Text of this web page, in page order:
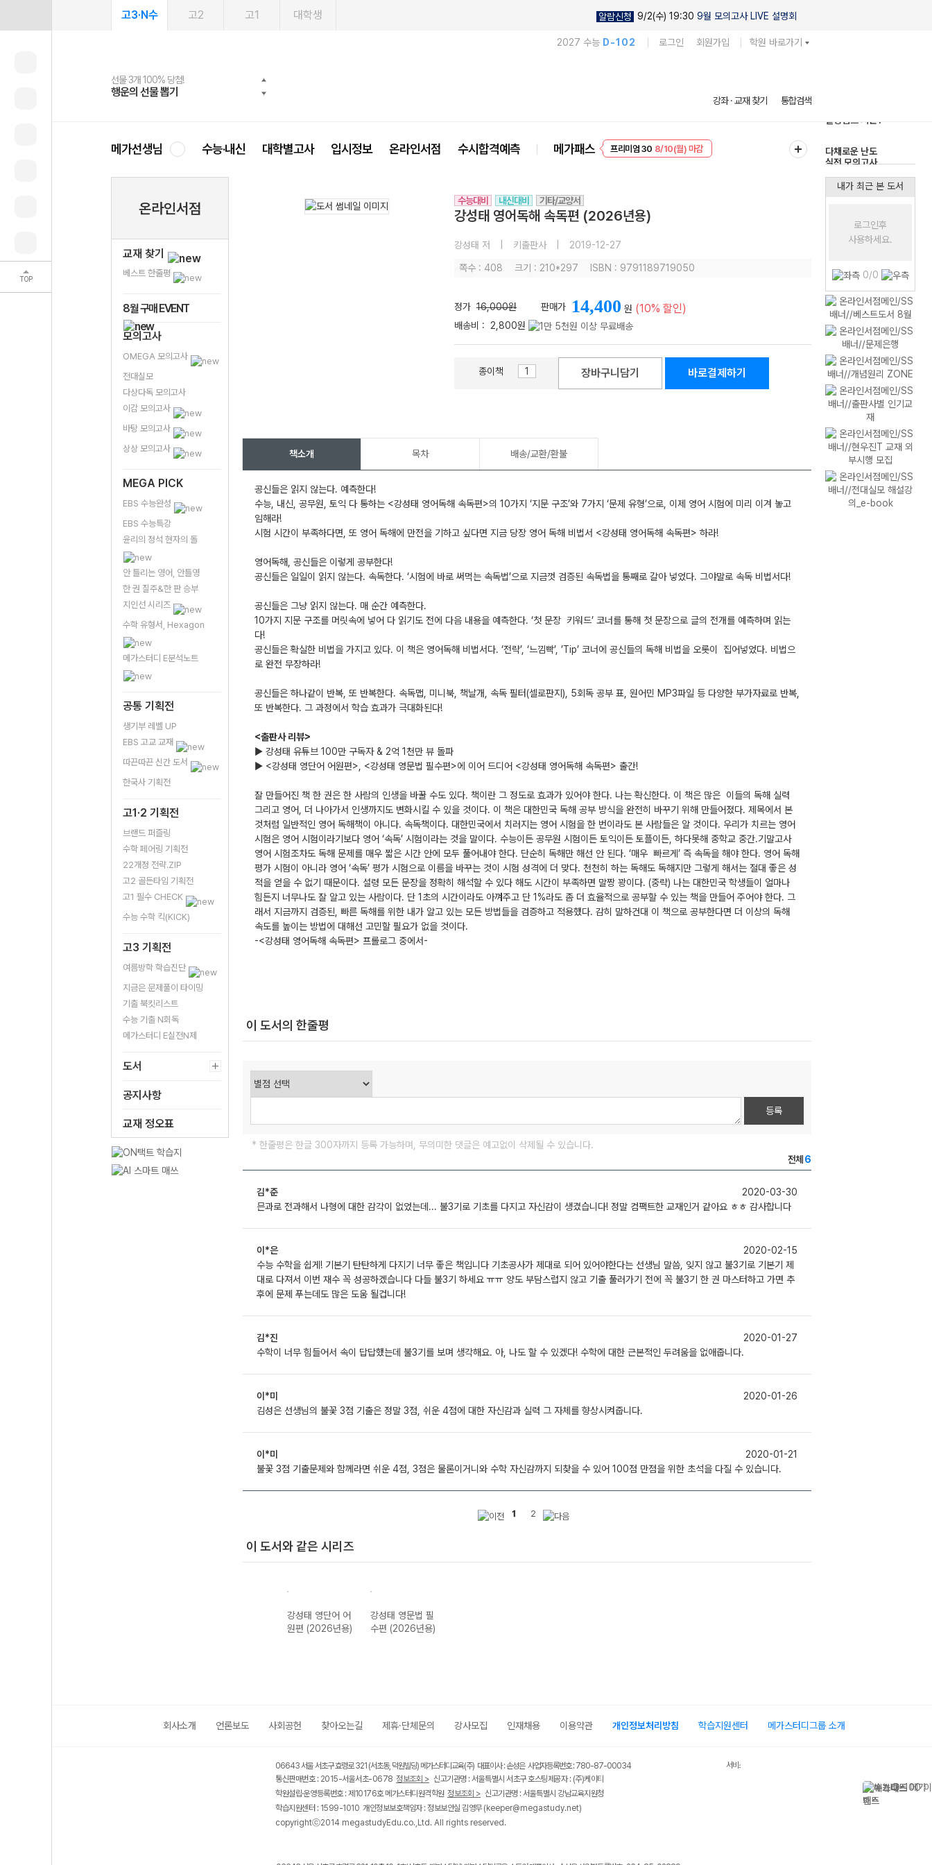
TOP
고3·N수 고2 고1 대학생 알람신청 9/2(수) 19:30 9월 모의고사 LIVE 설명회
2027 수능 D-102 로그인 회원가입 학원 바로가기
선물 3개 100% 당첨!
행운의 선물 뽑기
선물 100% 증정!
메가스터디 X 올리브
여름방학 스터디 캐시백
메가런 썸머스쿨
2027 러셀 단과
강사 공개선발
스마트러닝앱
설문 EVENT
메가패스
3일 무료 체험권
메가패스 수강생 무료혜택!
메가클럽 멤버십
사회공헌 캠페인
희망이룸 메가나눔
강좌 · 교재 찾기 통합검색
메가선생님 수능·내신 대학별고사 입시정보 온라인서점 수시합격예측 메가패스 프리미엄 30 8/10(월) 마감
EVENT 8/10(월) 마감
실전 모의고사
온라인서점
교재 찾기
베스트 한줄평
8월 구매 EVENT
모의고사
OMEGA 모의고사
전대실모
다상다독 모의고사
이감 모의고사
바탕 모의고사
상상 모의고사
MEGA PICK
EBS 수능완성
EBS 수능특강
윤리의 정석 현자의 돌
안 틀리는 영어, 안틀영
한 권 질주&한 판 승부
지인선 시리즈
수학 유형서, Hexagon
메가스터디 E분석노트
공통 기획전
생기부 레벨 UP
EBS 고교 교재
따끈따끈 신간 도서
한국사 기획전
고1·2 기획전
브랜드 퍼즐링
수학 페어링 기획전
22개정 전략.ZIP
고2 골든타임 기획전
고1 필수 CHECK
수능 수학 킥(KICK)
고3 기획전
여름방학 학습진단
지금은 문제풀이 타이밍
기출 북킷리스트
수능 기출 N회독
메가스터디 E실전N제
도서
공지사항
교재 정오표
수능대비 내신대비 기타/교양서
강성태 영어독해 속독편 (2026년용)
강성태 저 키출판사 2019-12-27
쪽수 : 408 크기 : 210*297 ISBN : 9791189719050
정가 16,000원 판매가 14,400 원 (10% 할인)
배송비 : 2,800원
종이책 장바구니담기 바로결제하기
책소개 목차 배송/교환/환불
공신들은 읽지 않는다. 예측한다!
수능, 내신, 공무원, 토익 다 통하는 <강성태 영어독해 속독편>의 10가지 ‘지문 구조’와 7가지 ‘문제 유형’으로, 이제 영어 시험에 미리 이겨 놓고
임해라!
시험 시간이 부족하다면, 또 영어 독해에 만전을 기하고 싶다면 지금 당장 영어 독해 비법서 <강성태 영어독해 속독편> 하라!
영어독해, 공신들은 이렇게 공부한다!
공신들은 일일이 읽지 않는다. 속독한다. ‘시험에 바로 써먹는 속독법’으로 지금껏 검증된 속독법을 통째로 갈아 넣었다. 그야말로 속독 비법서다!
공신들은 그냥 읽지 않는다. 매 순간 예측한다.
10가지 지문 구조를 머릿속에 넣어 다 읽기도 전에 다음 내용을 예측한다. ‘첫 문장 키워드’ 코너를 통해 첫 문장으로 글의 전개를 예측하며 읽는
다!
공신들은 확실한 비법을 가지고 있다. 이 책은 영어독해 비법서다. ‘전략’, ‘느낌빡’, ’Tip’ 코너에 공신들의 독해 비법을 오롯이 집어넣었다. 비법으
로 완전 무장하라!
공신들은 하나같이 반복, 또 반복한다. 속독맵, 미니북, 책날개, 속독 필터(셀로판지), 5회독 공부 표, 원어민 MP3파일 등 다양한 부가자료로 반복,
또 반복한다. 그 과정에서 학습 효과가 극대화된다!
<출판사 리뷰>
▶ 강성태 유튜브 100만 구독자 & 2억 1천만 뷰 돌파
▶ <강성태 영단어 어원편>, <강성태 영문법 필수편>에 이어 드디어 <강성태 영어독해 속독편> 출간!
잘 만들어진 책 한 권은 한 사람의 인생을 바꿀 수도 있다. 책이란 그 정도로 효과가 있어야 한다. 나는 확신한다. 이 책은 많은 이들의 독해 실력
그리고 영어, 더 나아가서 인생까지도 변화시킬 수 있을 것이다. 이 책은 대한민국 독해 공부 방식을 완전히 바꾸기 위해 만들어졌다. 제목에서 본
것처럼 일반적인 영어 독해책이 아니다. 속독책이다. 대한민국에서 치러지는 영어 시험을 한 번이라도 본 사람들은 알 것이다. 우리가 치르는 영어
시험은 영어 시험이라기보다 영어 ‘속독’ 시험이라는 것을 말이다. 수능이든 공무원 시험이든 토익이든 토플이든, 하다못해 중학교 중간.기말고사
영어 시험조차도 독해 문제를 매우 짧은 시간 안에 모두 풀어내야 한다. 단순히 독해만 해선 안 된다. ‘매우 빠르게’ 즉 속독을 해야 한다. 영어 독해
평가 시험이 아니라 영어 ‘속독’ 평가 시험으로 이름을 바꾸는 것이 시험 성격에 더 맞다. 천천히 하는 독해도 독해지만 그렇게 해서는 절대 좋은 성
적을 얻을 수 없기 때문이다. 설령 모든 문장을 정확히 해석할 수 있다 해도 시간이 부족하면 말짱 꽝이다. (중략) 나는 대한민국 학생들이 얼마나
힘든지 너무나도 잘 알고 있는 사람이다. 단 1초의 시간이라도 아껴주고 단 1%라도 좀 더 효율적으로 공부할 수 있는 책을 만들어 주어야 한다. 그
래서 지금까지 검증된, 빠른 독해를 위한 내가 알고 있는 모든 방법들을 검증하고 적용했다. 감히 말하건대 이 책으로 공부한다면 더 이상의 독해
속도를 높이는 방법에 대해선 고민할 필요가 없을 것이다.
-<강성태 영어독해 속독편> 프롤로그 중에서-
이 도서의 한줄평
등록
* 한줄평은 한글 300자까지 등록 가능하며, 무의미한 댓글은 예고없이 삭제될 수 있습니다.
전체 6
김*준
2020-03-30
믄과로 전과해서 나형에 대한 감각이 없었는데... 불3기로 기초를 다지고 자신감이 생겼습니다! 정말 컴팩트한 교재인거 같아요 ㅎㅎ 감사합니다
이*은
2020-02-15
수능 수학을 쉽게! 기본기 탄탄하게 다지기 너무 좋은 책입니다 기초공사가 제대로 되어 있어야한다는 선생님 말씀, 잊지 않고 불3기로 기본기 제
대로 다져서 이번 재수 꼭 성공하겠습니다 다들 불3기 하세요 ㅠㅠ 양도 부담스럽지 않고 기출 풀러가기 전에 꼭 불3기 한 권 마스터하고 가면 추
후에 문제 푸는데도 많은 도움 될겁니다!
김*진
2020-01-27
수학이 너무 힘들어서 속이 답답했는데 불3기를 보며 생각해요. 아, 나도 할 수 있겠다! 수학에 대한 근본적인 두려움을 없애줍니다.
이*미
2020-01-26
김성은 선생님의 불꽃 3점 기출은 정말 3점, 쉬운 4점에 대한 자신감과 실력 그 자체를 향상시켜줍니다.
이*미
2020-01-21
불꽃 3점 기출문제와 함께라면 쉬운 4점, 3점은 물론이거니와 수학 자신감까지 되찾을 수 있어 100점 만점을 위한 초석을 다질 수 있습니다.
1 2
이 도서와 같은 시리즈
강성태 영단어 어
원편 (2026년용)
강성태 영문법 필
수편 (2026년용)
내가 최근 본 도서
로그인후
사용하세요.
0/0
회사소개 언론보도 사회공헌 찾아오는길 제휴·단체문의 강사모집 인재채용 이용약관 개인정보처리방침 학습지원센터 메가스터디그룹 소개
06643 서울 서초구 효령로 321 (서초동, 덕원빌딩) 메가스터디교육(주) 대표이사 : 손성은 사업자등록번호 : 780-87-00034
통신판매번호 : 2015-서울서초-0678 정보조회 > 신고기관명 : 서울특별시 서초구 호스팅제공자 : (주)케이티
학원설립·운영등록번호 : 제10176호 메가스터디원격학원 정보조회 > 신고기관명 : 서울특별시 강남교육지원청
학습지원센터 : 1599-1010 개인정보보호책임자 : 정보보안실 김영무(keeper@megastudy.net)
copyrightⓒ2014 megastudyEdu.co.,Ltd. All rights reserved.
서비스 가입사실 확인